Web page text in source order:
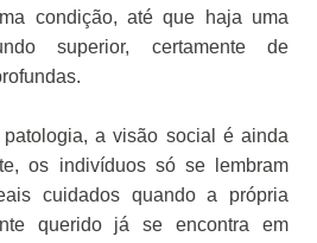
condição, até que haja uma
superior, certamente de
a visão social é ainda
os indivíduos só se lembram
cuidados quando a própria
querido já se encontra em